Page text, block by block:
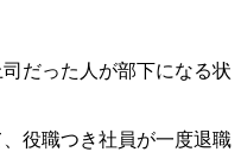
だった人が部下になる状
役職つき社員が一度退職